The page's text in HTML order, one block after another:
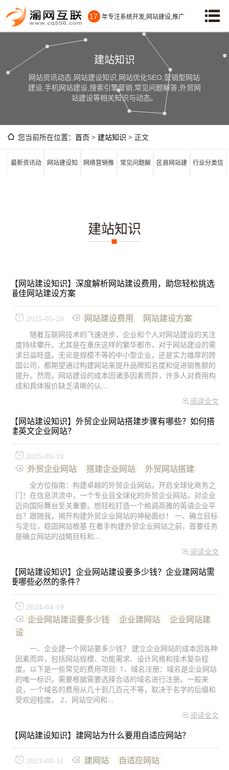
17 年专注系统开发,网站建设,推广
建站知识
网站资讯动态,网站建设知识,网站优化SEO,营销型网站
建设,手机网站建设,搜索引擎营销,常见问题解答,外贸网
站建设等相关知识与动态。
您当前所在位置： 首页 > 建站知识 > 正文
最新资讯动 网站建设知 网络营销推 常见问题解 区县网站建 行业分类信
建站知识
【网站建设知识】 深度解析网站建设费用，助您轻松挑选
最佳网站建设方案
2025-05-20 网站建设费用 网站建设方案
随着互联网技术的飞速进步，企业和个人对网站建设的关注
度持续攀升。尤其是在重庆这样的繁华都市，对于网站建设的需
求日益旺盛。无论是规模不等的中小型企业，还是实力雄厚的跨
国公司，都期望通过构建网站来提升品牌知名度和促进销售额的
提升。然而，网站建设的成本因诸多因素而异，许多人对费用构
成和具体报价缺乏清晰的认...
阅读全文
【网站建设知识】 外贸企业网站搭建步骤有哪些？如何搭
建英文企业网站？
2025-05-18
外贸企业网站 搭建企业网站 外贸网站搭建
全方位指南：构建卓越的外贸企业网站，开启全球化商务之
门！在信息洪流中，一个专业且全球化的外贸企业网站，对企业
迈向国际舞台至关重要。想轻松打造一个格调高雅的英语企业平
台？跟随我，揭开构建外贸企业网站的神秘面纱！ 一、确立目标
与定位，稳固网站根基 在着手构建外贸企业网站之前，首要任务
是确立网站的战略目标和...
阅读全文
【网站建设知识】 企业网站建设要多少钱？企业建网站需
要哪些必然的条件？
2024-04-19
企业网站建设要多少钱 企业建网站
企业网站建
设
一、企业建一个网站要多少钱？ 建立企业网站的成本因各种
因素而异，包括网站规模、功能需求、设计风格和技术复杂程
度。以下是一些常见的费用项目: 1、域名注册：域名是企业网站
的唯一标识，需要根据需要选择合适的域名进行注册。一般来
说，一个域名的费用从几十到几百元不等，取决于名字的后缀和
受欢迎程度。 2、网站空间和...
阅读全文
【网站建设知识】 建网站为什么要用自适应网站？
2023-08-31 建网站 自适应网站